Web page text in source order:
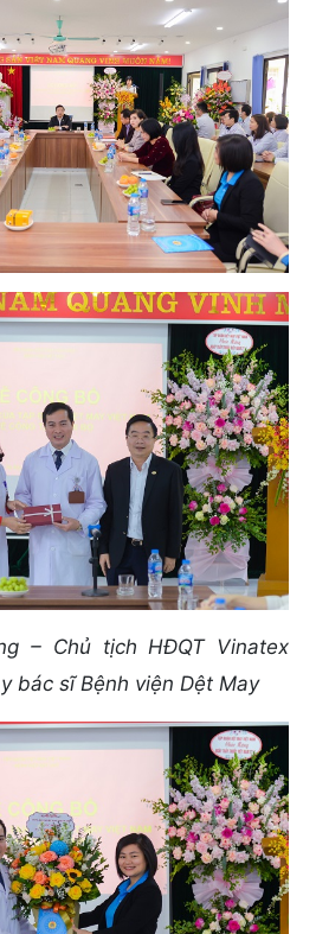
– Chủ tịch HĐQT Vinatex
bác sĩ Bệnh viện Dệt May